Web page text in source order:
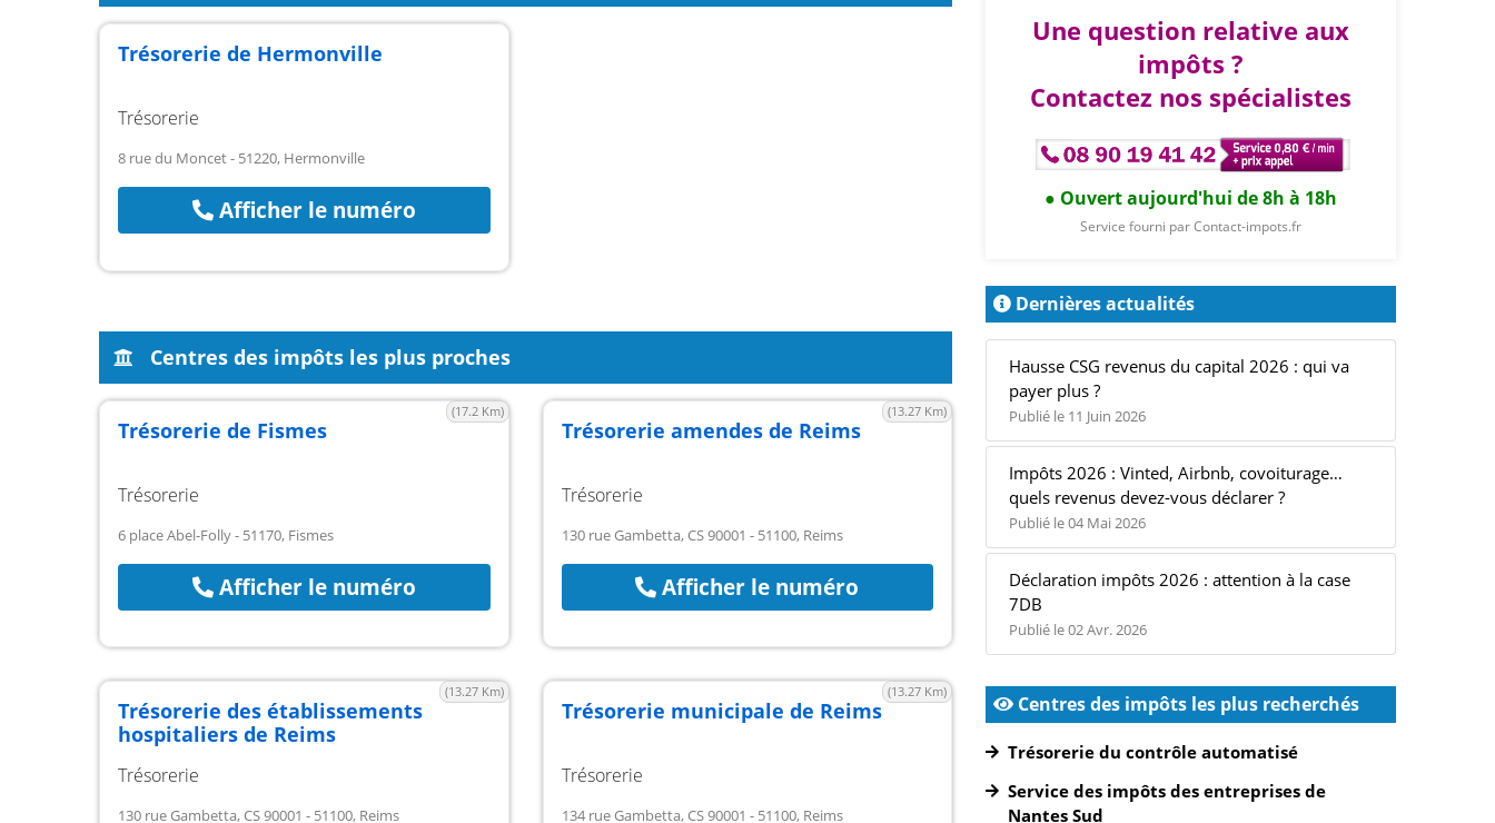
Trésorerie de Hermonville
Trésorerie
8 rue du Moncet - 51220, Hermonville
Afficher le numéro
Centres des impôts les plus proches
(17.2 Km)
Trésorerie de Fismes
Trésorerie
6 place Abel-Folly - 51170, Fismes
Afficher le numéro
(13.27 Km)
Trésorerie amendes de Reims
Trésorerie
130 rue Gambetta, CS 90001 - 51100, Reims
Afficher le numéro
(13.27 Km)
Trésorerie des établissements
hospitaliers de Reims
Trésorerie
130 rue Gambetta, CS 90001 - 51100, Reims
(13.27 Km)
Trésorerie municipale de Reims
Trésorerie
134 rue Gambetta, CS 90001 - 51100, Reims
Une question relative aux
impôts ?
Contactez nos spécialistes
Ouvert aujourd'hui de 8h à 18h
Service fourni par Contact-impots.fr
Dernières actualités
Hausse CSG revenus du capital 2026 : qui va
payer plus ?
Publié le 11 Juin 2026
Impôts 2026 : Vinted, Airbnb, covoiturage…
quels revenus devez-vous déclarer ?
Publié le 04 Mai 2026
Déclaration impôts 2026 : attention à la case
7DB
Publié le 02 Avr. 2026
Centres des impôts les plus recherchés
Trésorerie du contrôle automatisé
Service des impôts des entreprises de
Nantes Sud